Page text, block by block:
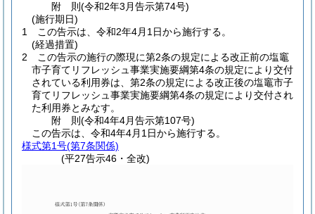
附 則(令和2年3月告示第74号)
(施行期日)
1
この告示は、令和2年4月1日から施行する。
(経過措置)
2
この告示の施行の際現に第2条の規定による改正前の塩竈
市子育てリフレッシュ事業実施要綱第4条の規定により交付
されている利用券は、第2条の規定による改正後の塩竈市子
育てリフレッシュ事業実施要綱第4条の規定により交付され
た利用券とみなす。
附 則(令和4年4月告示第107号)
この告示は、令和4年4月1日から施行する。
様式第1号(第7条関係)
(平27告示46・全改)